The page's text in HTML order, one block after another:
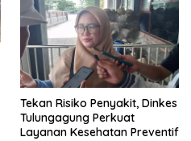
Tekan Risiko Penyakit, Dinkes
Tulungagung Perkuat
Layanan Kesehatan Preventif